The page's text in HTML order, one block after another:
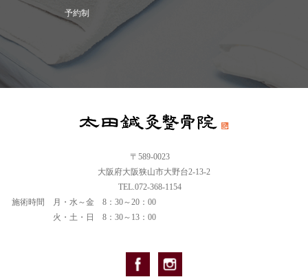
予約制
〒589-0023
大阪府大阪狭山市大野台2-13-2
TEL.072-368-1154
施術時間
月・水～金 8：30～20：00
火・土・日 8：30～13：00